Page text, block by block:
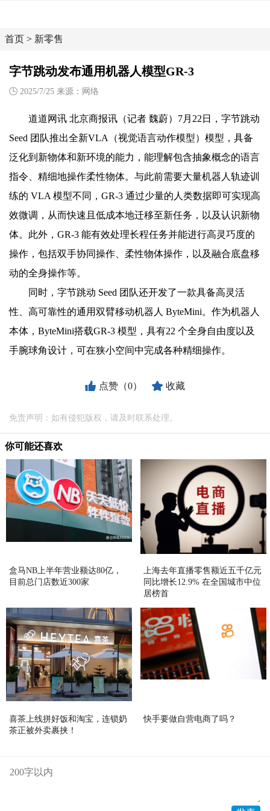
首页 > 新零售
字节跳动发布通用机器人模型GR-3
2025/7/25 来源：网络
道道网讯 北京商报讯（记者 魏蔚）7月22日，字节跳动
Seed 团队推出全新VLA（视觉语言动作模型）模型，具备
泛化到新物体和新环境的能力，能理解包含抽象概念的语言
指令、精细地操作柔性物体。与此前需要大量机器人轨迹训
练的 VLA 模型不同，GR-3 通过少量的人类数据即可实现高
效微调，从而快速且低成本地迁移至新任务，以及认识新物
体。此外，GR-3 能有效处理长程任务并能进行高灵巧度的
操作，包括双手协同操作、柔性物体操作，以及融合底盘移
动的全身操作等。
同时，字节跳动 Seed 团队还开发了一款具备高灵活
性、高可靠性的通用双臂移动机器人 ByteMini。作为机器人
本体，ByteMini搭载GR-3 模型，具有22 个全身自由度以及
手腕球角设计，可在狭小空间中完成各种精细操作。
点赞（0） 收藏
免责声明：如有侵犯版权，请及时联系处理。
你可能还喜欢
盒马NB上半年营业额达80亿，
目前总门店数近300家
上海去年直播零售额近五千亿元
同比增长12.9% 在全国城市中位
居榜首
喜茶上线拼好饭和淘宝，连锁奶
茶正被外卖裹挟！
快手要做自营电商了吗？